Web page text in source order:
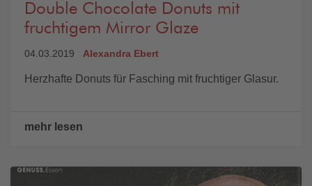
Double Chocolate Donuts mit
fruchtigem Mirror Glaze
04.03.2019 Alexandra Ebert
Herzhafte Donuts für Fasching mit fruchtiger Glasur.
mehr lesen